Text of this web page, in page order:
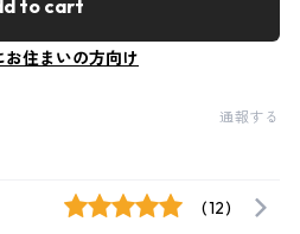
to cart
お住まいの方向け
通報する
(12)